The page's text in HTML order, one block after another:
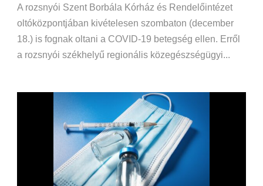
A rozsnyói Szent Borbála Kórház és Rendelőintézet
oltóközpontjában kivételesen szombaton (december
18.) is fognak oltani a COVID-19 betegség ellen. Erről
a rozsnyói székhelyű regionális közegészségügyi...